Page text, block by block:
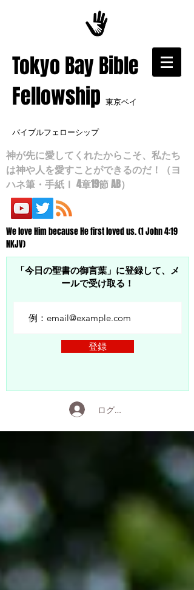
​Tokyo Bay Bible
Fellowship 東京ベイ
バイブルフェローシップ
神が先に愛してくれたからこそ、私たち
は神や人を愛すことができるのだ！（ヨ
ハネ筆・手紙Ⅰ 4章19節 AB）
We love Him because He first loved us. (1 John 4:19
NKJV)
「今日の聖書の御言葉」に登録して、メ
ールで受け取る！
登録
ログイン